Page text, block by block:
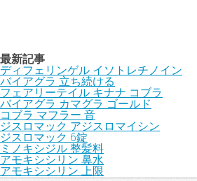
最新記事
ディフェリンゲル イソトレチノイン
バイアグラ 立ち続ける
フェアリーテイル キナナ コブラ
バイアグラ カマグラ ゴールド
コブラ マフラー 音
ジスロマック アジスロマイシン
ジスロマック 6錠
ミノキシジル 整髪料
アモキシシリン 鼻水
アモキシシリン 上限